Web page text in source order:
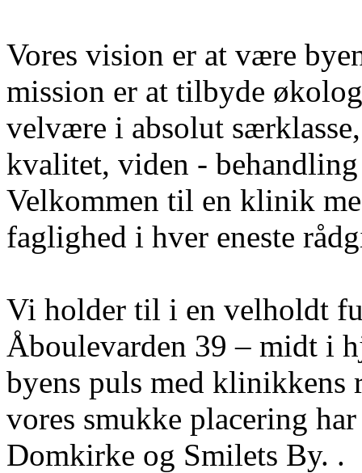
Vores vision er at være
mission er at tilbyde
velvære i absolut
kvalitet, viden -
Velkommen til en klinik
faglighed i hver eneste
Vi holder til i en velholdt
Åboulevarden 39 – midt i
byens puls med
vores smukke placering
Domkirke og Smilets By. .